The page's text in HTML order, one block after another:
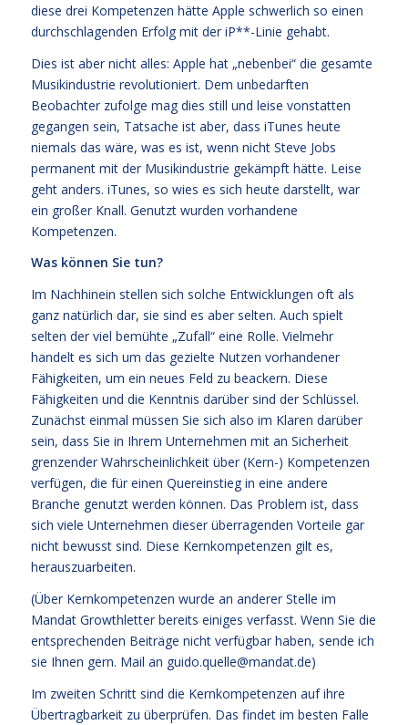
diese drei Kompetenzen hätte Apple schwerlich so einen
durchschlagenden Erfolg mit der iP**-Linie gehabt.
Dies ist aber nicht alles: Apple hat „nebenbei“ die gesamte
Musikindustrie revolutioniert. Dem unbedarften
Beobachter zufolge mag dies still und leise vonstatten
gegangen sein, Tatsache ist aber, dass iTunes heute
niemals das wäre, was es ist, wenn nicht Steve Jobs
permanent mit der Musikindustrie gekämpft hätte. Leise
geht anders. iTunes, so wies es sich heute darstellt, war
ein großer Knall. Genutzt wurden vorhandene
Kompetenzen.
Was können Sie tun?
Im Nachhinein stellen sich solche Entwicklungen oft als
ganz natürlich dar, sie sind es aber selten. Auch spielt
selten der viel bemühte „Zufall“ eine Rolle. Vielmehr
handelt es sich um das gezielte Nutzen vorhandener
Fähigkeiten, um ein neues Feld zu beackern. Diese
Fähigkeiten und die Kenntnis darüber sind der Schlüssel.
Zunächst einmal müssen Sie sich also im Klaren darüber
sein, dass Sie in Ihrem Unternehmen mit an Sicherheit
grenzender Wahrscheinlichkeit über (Kern-) Kompetenzen
verfügen, die für einen Quereinstieg in eine andere
Branche genutzt werden können. Das Problem ist, dass
sich viele Unternehmen dieser überragenden Vorteile gar
nicht bewusst sind. Diese Kernkompetenzen gilt es,
herauszuarbeiten.
(Über Kernkompetenzen wurde an anderer Stelle im
Mandat Growthletter bereits einiges verfasst. Wenn Sie die
entsprechenden Beiträge nicht verfügbar haben, sende ich
sie Ihnen gern. Mail an guido.quelle@mandat.de)
Im zweiten Schritt sind die Kernkompetenzen auf ihre
Übertragbarkeit zu überprüfen. Das findet im besten Falle